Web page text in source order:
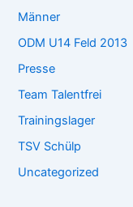
Männer
ODM U14 Feld 2013
Presse
Team Talentfrei
Trainingslager
TSV Schülp
Uncategorized